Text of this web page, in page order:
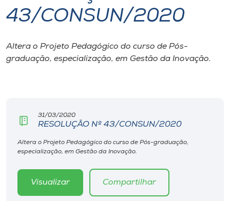
I.nova
Diplomados
CPA
Biblioteca
Editora
43/CONSUN/2020
Altera o Projeto Pedagógico do curso de Pós-
graduação, especialização, em Gestão da Inovação.
31/03/2020
RESOLUÇÃO Nº 43/CONSUN/2020
Altera o Projeto Pedagógico do curso de Pós-graduação,
especialização, em Gestão da Inovação.
Visualizar Compartilhar